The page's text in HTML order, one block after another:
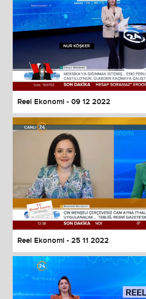
Reel Ekonomi - 09 12 2022
Reel Ekonomi - 25 11 2022